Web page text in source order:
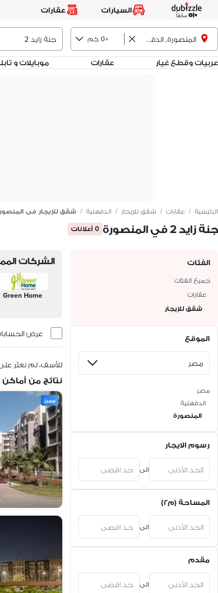
السيارات عقارات
المنصورة, الدقهلية +0 كم
عربيات وقطع غيار عقارات موبايلات و
الرئيسية / عقارات / شقق للإيجار / الدقهلية / شقق للإيجار فى
جنة زايد 2 في المنصورة 0 أعلانات
الفئات
جميع الفئات
عقارات
شقق للإيجار
الموقع
مَصر
الدقهلية
المنصورة
رسوم الايجار
الى
المساحة (م٢)
الى
مقدم
الى
الشركات
Green Home
عرض
للأسف، لم نعثر
نتائج من
مميز